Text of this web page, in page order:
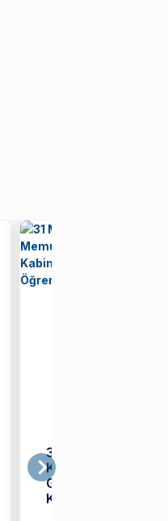
31 Mayıs Dünya
Kabin Memurları
Günü'nde Pegasus
Kabin Amiri Devrim